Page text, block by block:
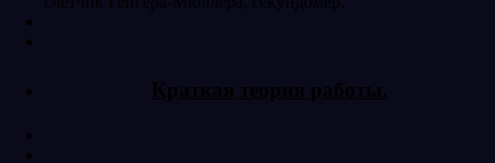
Краткая теория работы.